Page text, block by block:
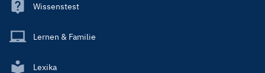
Wissenstest
Lernen & Familie
Lexika